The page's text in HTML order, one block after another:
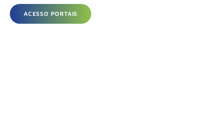
ACESSO PORTAIS